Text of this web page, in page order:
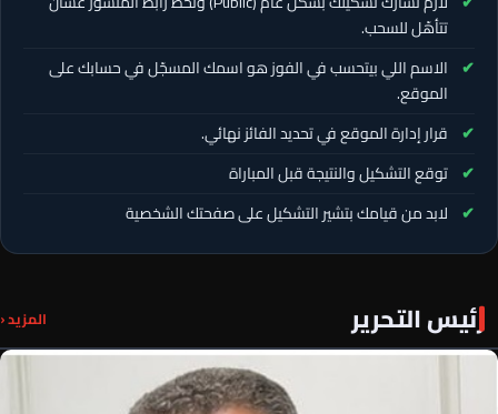
تتأهّل للسحب.
الاسم اللي بيتحسب في الفوز هو اسمك المسجّل في حسابك على
الموقع.
قرار إدارة الموقع في تحديد الفائز نهائي.
توقع التشكيل والنتيجة قبل المباراة
لابد من قيامك بتشير التشكيل على صفحتك الشخصية
رئيس التحرير المزيد ‹